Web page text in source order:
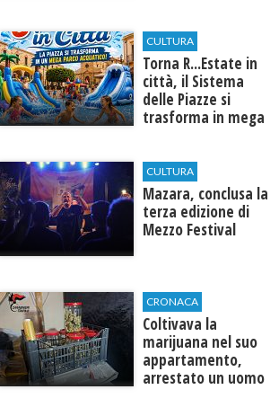
CULTURA
Torna R...Estate in
città, il Sistema
delle Piazze si
trasforma in mega
CULTURA
​Mazara, conclusa la
terza edizione di
Mezzo Festival
CRONACA
Coltivava la
marijuana nel suo
appartamento,
arrestato un uomo